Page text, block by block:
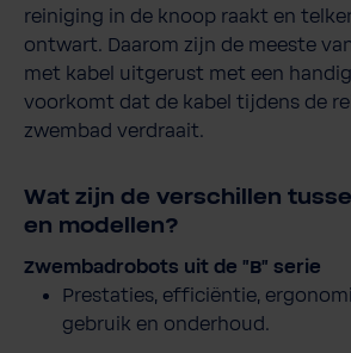
reiniging in de knoop raakt en
ontwart. Daarom zijn de meeste
met kabel uitgerust met een
voorkomt dat de kabel tijdens de
zwembad verdraait.
Wat zijn de verschillen
en modellen?
Zwembadrobots uit de "B" serie
Prestaties, efficiëntie,
gebruik en onderhoud.